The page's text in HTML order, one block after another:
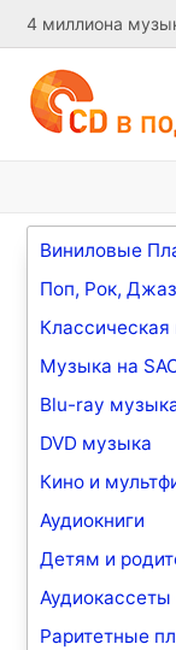
4 миллиона
Виниловые
Поп, Рок,
Музыка на
Blu-ray
DVD музыка
Кино и
Аудиокниги
Детям и
Аудиокассеты
Раритетные